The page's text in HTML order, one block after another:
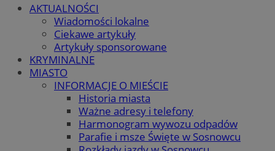
AKTUALNOŚCI
Wiadomości lokalne
Ciekawe artykuły
Artykuły sponsorowane
KRYMINALNE
MIASTO
INFORMACJE O MIEŚCIE
Historia miasta
Ważne adresy i telefony
Harmonogram wywozu odpadów
Parafie i msze Święte w Sosnowcu